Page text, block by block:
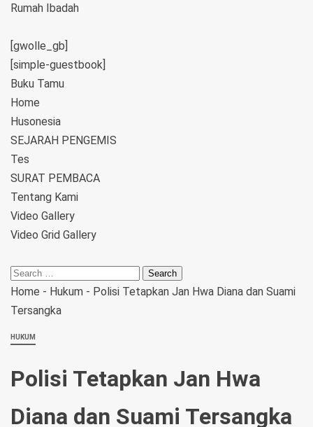
Rumah Ibadah
[gwolle_gb]
[simple-guestbook]
Buku Tamu
Home
Husonesia
SEJARAH PENGEMIS
Tes
SURAT PEMBACA
Tentang Kami
Video Gallery
Video Grid Gallery
Home - Hukum - Polisi Tetapkan Jan Hwa Diana dan Suami
Tersangka
HUKUM
Polisi Tetapkan Jan Hwa
Diana dan Suami Tersangka